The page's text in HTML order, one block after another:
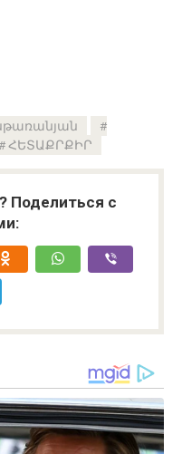
ՀԵՏԱՔՐՔԻՐ
Поделиться с